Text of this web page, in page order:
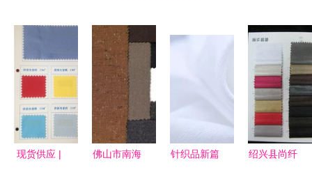
现货供应 |
佛山市南海
针织品新篇
绍兴县尚纤